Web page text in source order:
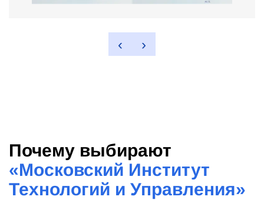
‹ ›
Почему выбирают
«Московский Институт
Технологий и Управления»